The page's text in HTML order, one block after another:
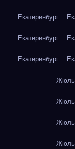
Екатеринбург
Екатеринбург
Екатеринбург
Жюль
Жюль
Жюль
Жюль